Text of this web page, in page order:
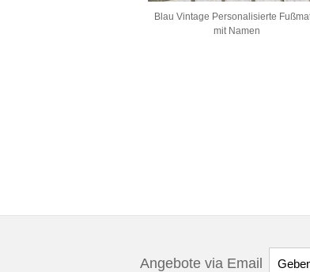
Blau Vintage Personalisierte
mit Namen
Angebote via Email